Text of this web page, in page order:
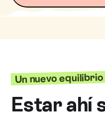
Un nuevo equilibrio
Estar ahí